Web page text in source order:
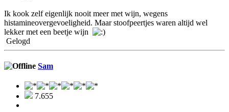
Ik kook zelf eigenlijk nooit meer met wijn, wegens
histamineovergevoeligheid. Maar stoofpeertjes waren altijd wel
lekker met een beetje wijn
Gelogd
Sam
7.655